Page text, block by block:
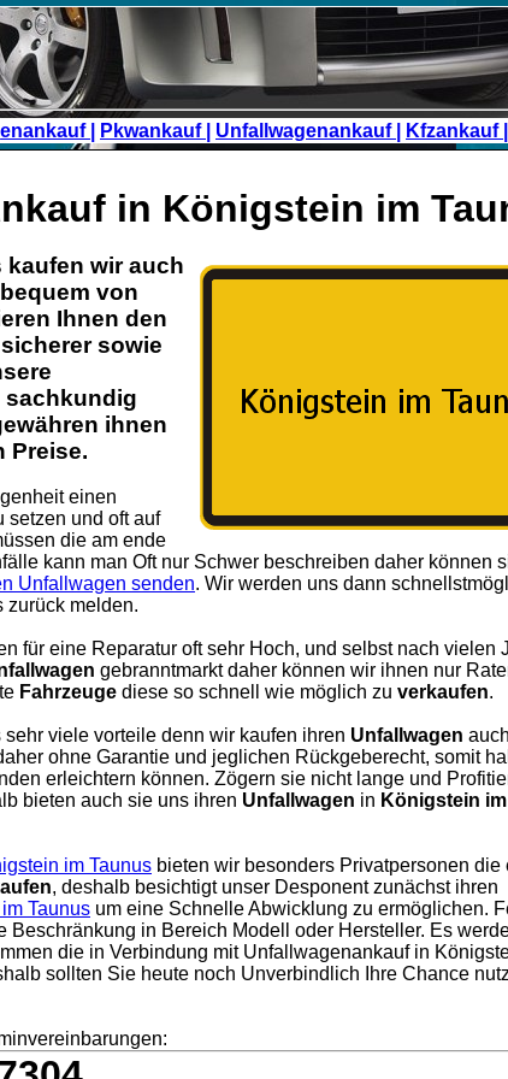
| Pkwankauf | Unfallwagenankauf | Kfzankauf |
in Königstein im
kaufen wir auch
von
Ihnen den
sowie
sachkundig
ihnen
Preise.
einen
setzen und oft auf
die am ende
kann man Oft nur Schwer beschreiben daher können
Unfallwagen senden. Wir werden uns dann
zurück melden.
für eine Reparatur oft sehr Hoch, und selbst nach vielen
gebranntmarkt daher können wir ihnen nur
Fahrzeuge diese so schnell wie möglich zu verkaufen.
viele vorteile denn wir kaufen ihren Unfallwagen
ohne Garantie und jeglichen Rückgeberecht, somit
erleichtern können. Zögern sie nicht lange und
bieten auch sie uns ihren Unfallwagen in Königstein
im Taunus bieten wir besonders Privatpersonen die
, deshalb besichtigt unser Desponent zunächst ihren
Taunus um eine Schnelle Abwicklung zu ermöglichen.
Beschränkung in Bereich Modell oder Hersteller. Es
die in Verbindung mit Unfallwagenankauf in
sollten Sie heute noch Unverbindlich Ihre Chance